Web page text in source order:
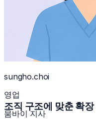
sungho.choi
영업
뭄바이 지사
조직 구조에 맞춘 확장